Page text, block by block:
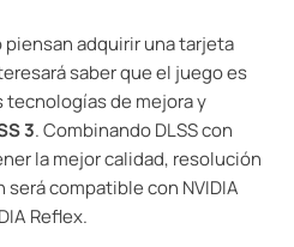
adquirir una tarjeta
saber que el juego es
de mejora y
3. Combinando DLSS con
la mejor calidad, resolución
compatible con NVIDIA
Reflex.